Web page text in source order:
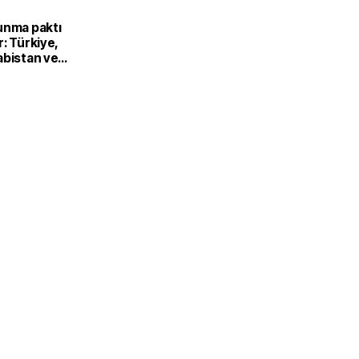
paktı
Türkiye,
ve